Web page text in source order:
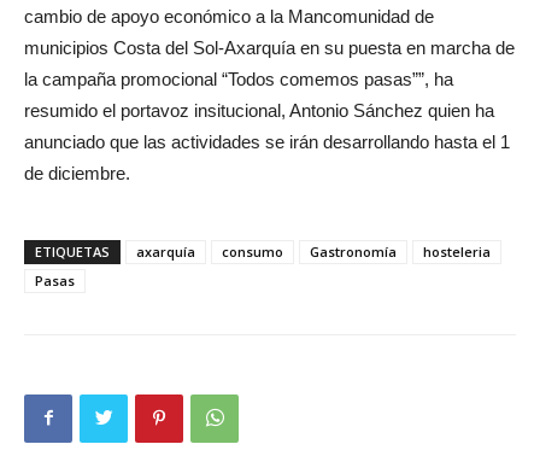
cambio de apoyo económico a la Mancomunidad de
municipios Costa del Sol-Axarquía en su puesta en marcha de
la campaña promocional “Todos comemos pasas””, ha
resumido el portavoz insitucional, Antonio Sánchez quien ha
anunciado que las actividades se irán desarrollando hasta el 1
de diciembre.
ETIQUETAS axarquía consumo Gastronomía
hosteleria
Pasas